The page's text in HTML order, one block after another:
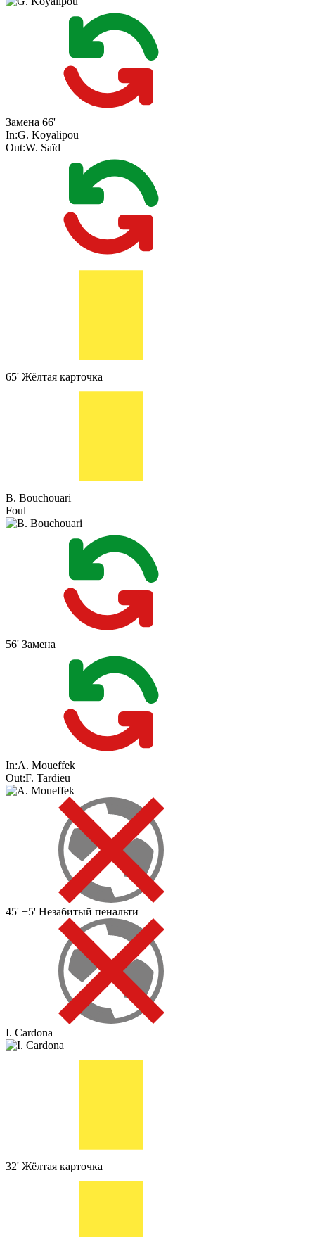
Замена 66'
In:G. Koyalipou
Out:W. Saïd
65' Жёлтая карточка
B. Bouchouari
Foul
56' Замена
In:A. Moueffek
Out:F. Tardieu
45' +5' Незабитый пенальти
I. Cardona
32' Жёлтая карточка